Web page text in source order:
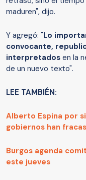
maduren", dijo.
Y agregó: "Lo
convocante,
interpretados en la
de un nuevo texto".
LEE TAMBIÉN:
Alberto Espina por
gobiernos han
Burgos agenda
este jueves